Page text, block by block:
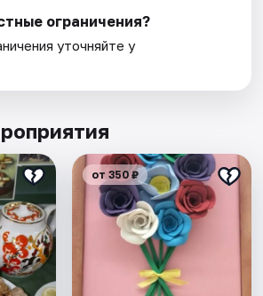
ограничения?
уточняйте у
от 350 ₽